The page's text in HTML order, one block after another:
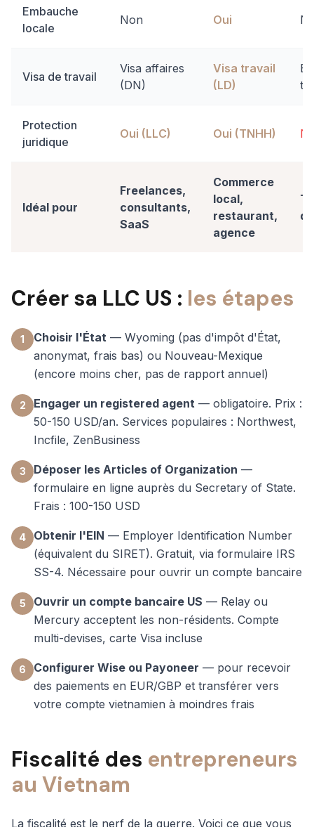
Embauche
locale
Non Oui
Visa de travail
Visa affaires
(DN)
Visa travail
(LD)
Protection
juridique
Oui (LLC) Oui (TNHH)
Idéal pour
Freelances,
consultants,
SaaS
Commerce
local,
restaurant,
agence
Créer sa LLC US : les étapes
1 Choisir l'État — Wyoming (pas d'impôt d'État,
anonymat, frais bas) ou Nouveau-Mexique
(encore moins cher, pas de rapport annuel)
2 Engager un registered agent — obligatoire. Prix :
50-150 USD/an. Services populaires : Northwest,
Incfile, ZenBusiness
3 Déposer les Articles of Organization —
formulaire en ligne auprès du Secretary of State.
Frais : 100-150 USD
4 Obtenir l'EIN — Employer Identification Number
(équivalent du SIRET). Gratuit, via formulaire IRS
SS-4. Nécessaire pour ouvrir un compte bancaire
5 Ouvrir un compte bancaire US — Relay ou
Mercury acceptent les non-résidents. Compte
multi-devises, carte Visa incluse
6 Configurer Wise ou Payoneer — pour recevoir
des paiements en EUR/GBP et transférer vers
votre compte vietnamien à moindres frais
Fiscalité des entrepreneurs
au Vietnam
La fiscalité est le nerf de la guerre. Voici ce que vous